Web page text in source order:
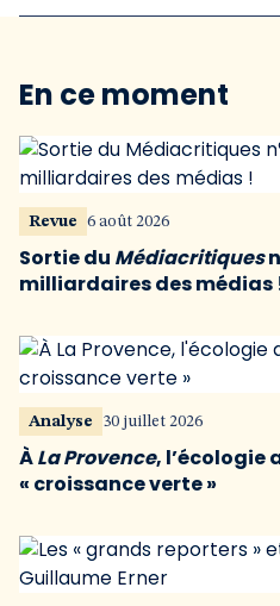
En ce moment
Revue 6 août 2026
Sortie du Médiacritiques
milliardaires des médias
Analyse 30 juillet 2026
ÀLa Provence, l’écologie
« croissance verte »